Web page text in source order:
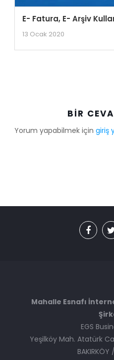
E- Fatura, E- Arşiv
13 Ocak 2020
BIR
Yorum yapabilmek için giriş
Mahalle Esnafı
EGS
Yeşilköy Mah. Atatürk